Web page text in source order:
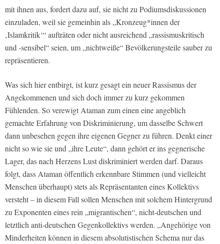
mit ihnen aus, fordert dazu auf, sie nicht zu Podiumsdiskussionen
einzuladen, weil sie gemeinhin als „Kronzeug*innen der
‚Islamkritik‘“ aufträten oder nicht ausreichend „rassismuskritisch
und -sensibel“ seien, um „nichtweiße“ Bevölkerungsteile sauber zu
repräsentieren.
Was sich hier entbirgt, ist kurz gesagt ein neuer Rassismus der
Angekommenen und sich doch immer zu kurz gekommen
Fühlenden. So verewigt Ataman zum einen eine angeblich
gemachte Erfahrung von Diskriminierung, um dasselbe Schwert
dann unbesehen gegen ihre eigenen Gegner zu führen. Denkt einer
nicht so wie sie und „ihre Leute“, dann gehört er ins gegnerische
Lager, das nach Herzens Lust diskriminiert werden darf. Daraus
folgt, dass Ataman öffentlich erkennbare Stimmen (und vielleicht
Menschen überhaupt) stets als Repräsentanten eines Kollektivs
versteht – in diesem Fall sollen Menschen mit solchem Hintergrund
zu Exponenten eines rein „migrantischen“, nicht-deutschen und
letztlich anti-deutschen Gegenkollektivs werden. „Angehörige von
Minderheiten können in diesem absolutistischen Schema nur das